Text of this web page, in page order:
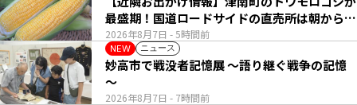
2026年8月7日 - 5時間前
最盛期！国道ロードサイドの直売所は朝から長
い列
NEW ニュース
2026年8月7日 - 7時間前
妙高市で戦没者記憶展 ～語り継ぐ戦争の記憶
～